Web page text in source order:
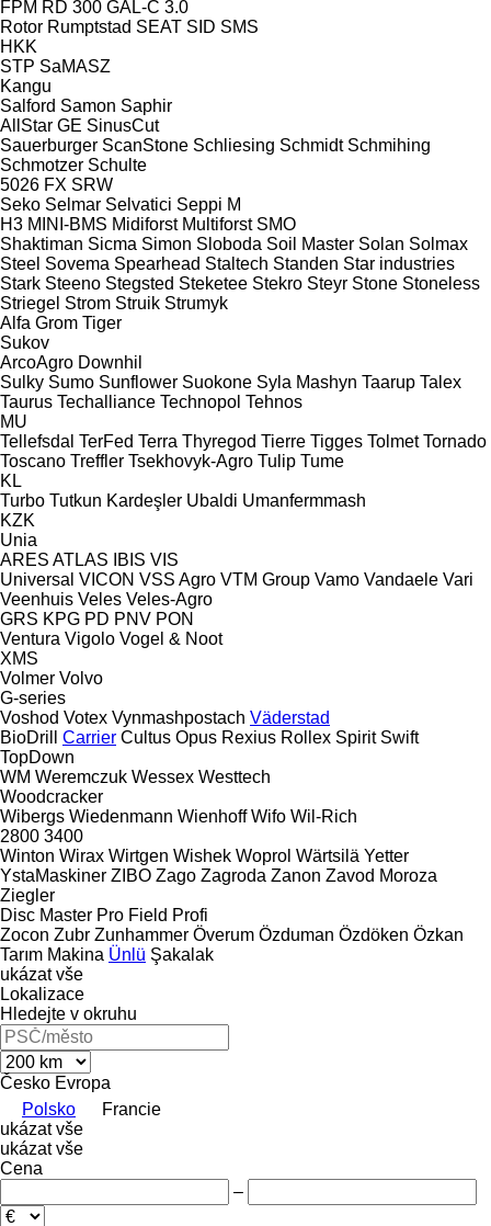
FPM RD 300 GAL-C 3.0
Rotor Rumptstad SEAT SID SMS
HKK
STP SaMASZ
Kangu
Salford Samon Saphir
AllStar GE SinusCut
Sauerburger ScanStone Schliesing Schmidt Schmihing
Schmotzer Schulte
5026 FX SRW
Seko Selmar Selvatici Seppi M
H3 MINI-BMS Midiforst Multiforst SMO
Shaktiman Sicma Simon Sloboda Soil Master Solan Solmax
Steel Sovema Spearhead Staltech Standen Star industries
Stark Steeno Stegsted Steketee Stekro Steyr Stone Stoneless
Striegel Strom Struik Strumyk
Alfa Grom Tiger
Sukov
ArcoAgro Downhil
Sulky Sumo Sunflower Suokone Syla Mashyn Taarup Talex
Taurus Techalliance Technopol Tehnos
MU
Tellefsdal TerFed Terra Thyregod Tierre Tigges Tolmet Tornado
Toscano Treffler Tsekhovyk-Agro Tulip Tume
KL
Turbo Tutkun Kardeşler Ubaldi Umanfermmash
KZK
Unia
ARES ATLAS IBIS VIS
Universal VICON VSS Agro VTM Group Vamo Vandaele Vari
Veenhuis Veles Veles-Agro
GRS KPG PD PNV PON
Ventura Vigolo Vogel & Noot
XMS
Volmer Volvo
G-series
Voshod Votex Vynmashpostach Väderstad
BioDrill
Carrier Cultus Opus Rexius Rollex Spirit Swift
TopDown
WM Weremczuk Wessex Westtech
Woodcracker
Wibergs Wiedenmann Wienhoff Wifo Wil-Rich
2800 3400
Winton Wirax Wirtgen Wishek Woprol Wärtsilä Yetter
YstaMaskiner ZIBO Zago Zagroda Zanon Zavod Moroza
Ziegler
Disc Master Pro Field Profi
Zocon Zubr Zunhammer Överum Özduman Özdöken Özkan
Tarım Makina Ünlü Şakalak
ukázat vše
Lokalizace
Hledejte v okruhu
Česko Evropa
Polsko
Francie
ukázat vše
ukázat vše
Cena
–